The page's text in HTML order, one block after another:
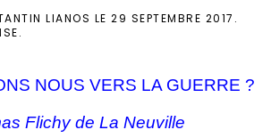
LIANOS LE 29 SEPTEMBRE 2017 .
.
NOUS VERS LA GUERRE ?
Flichy de La Neuville